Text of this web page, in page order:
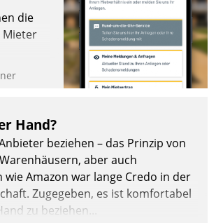
die
Mieter
dem
die
Hand?
beziehen – das Prinzip von
aber auch
Amazon war lange Credo in der
Zugegeben, es ist komfortabel
zu beziehen...